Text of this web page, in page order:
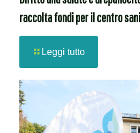
raccolta fondi per il centro
Leggi tutto